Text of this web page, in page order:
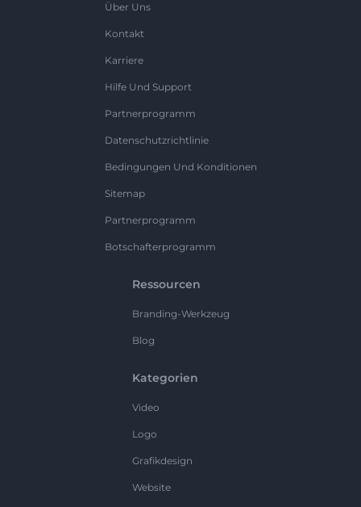
Über Uns
Kontakt
Karriere
Hilfe Und Support
Partnerprogramm
Datenschutzrichtlinie
Bedingungen Und Konditionen
Sitemap
Partnerprogramm
Botschafterprogramm
Ressourcen
Branding-Werkzeug
Blog
Kategorien
Video
Logo
Grafikdesign
Website